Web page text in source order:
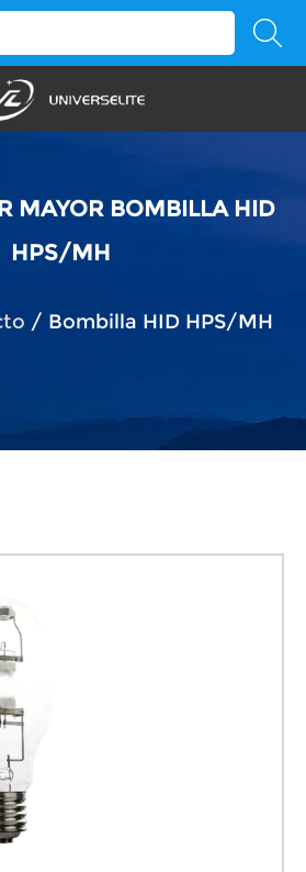
MAYOR BOMBILLA HID
HPS/MH
/ Bombilla HID HPS/MH